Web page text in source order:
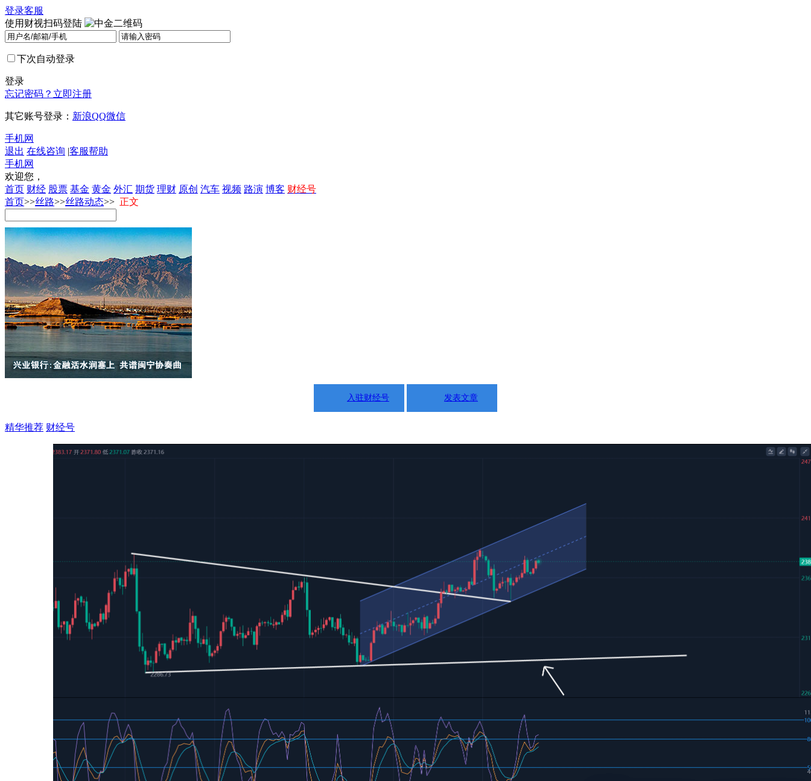
登录客服
使用财视扫码登陆
下次自动登录
登录
忘记密码？ 立即注册
其它账号登录： 新浪QQ微信
手机网
退出 在线咨询 |客服帮助
手机网
欢迎您，
首页 财经 股票 基金 黄金 外汇 期货 理财 原创 汽车 视频 路演 博客 财经号
首页>>丝路>>丝路动态>> 正文
入驻财经号 发表文章
精华推荐 财经号